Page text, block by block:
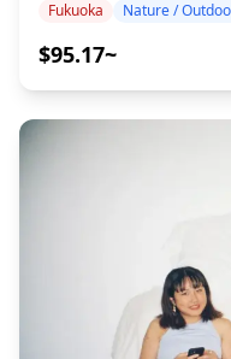
aplikasi LINE
Makanan: Ini adalah
makan di kedai
Fukuoka dengan
Biaya Makan untuk
Transportasi Umum
◆Info Tambahan ・
adalah dari pukul
Dijuluki "Surga
manusia. Kucing-
bebas, menambah
damai. Pengunjung
bertemu dengan
Nokonoshima adalah
bunga musiman yang
surga bunga-bunga
yang subur. Mulai
Fukuoka Nature /
$95.17~